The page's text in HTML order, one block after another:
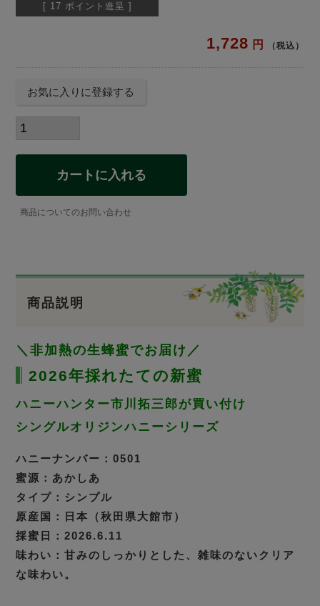
[ 17 ポイント進呈 ]
1,728 税込
お気に入りに登録する
カートに入れる
商品についてのお問い合わせ
商品説明
＼非加熱の生蜂蜜でお届け／
2026年採れたての新蜜
ハニーハンター市川拓三郎が買い付け
シングルオリジンハニーシリーズ
ハニーナンバー：0501
蜜源：あかしあ
タイプ：シンプル
原産国：日本（秋田県大館市）
採蜜日：2026.6.11
味わい：甘みのしっかりとした、雑味のないクリア
な味わい。